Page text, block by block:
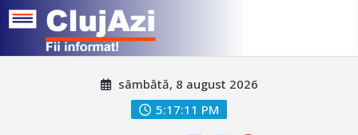
sâmbătă, 8 august 2026
5:17:14 PM